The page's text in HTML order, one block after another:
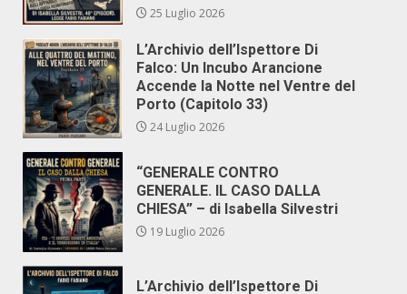
25 Luglio 2026
L’Archivio dell’Ispettore Di
Falco: Un Incubo Arancione
Accende la Notte nel Ventre del
Porto (Capitolo 33)
24 Luglio 2026
“GENERALE CONTRO
GENERALE. IL CASO DALLA
CHIESA” – di Isabella Silvestri
19 Luglio 2026
L’Archivio dell’Ispettore Di